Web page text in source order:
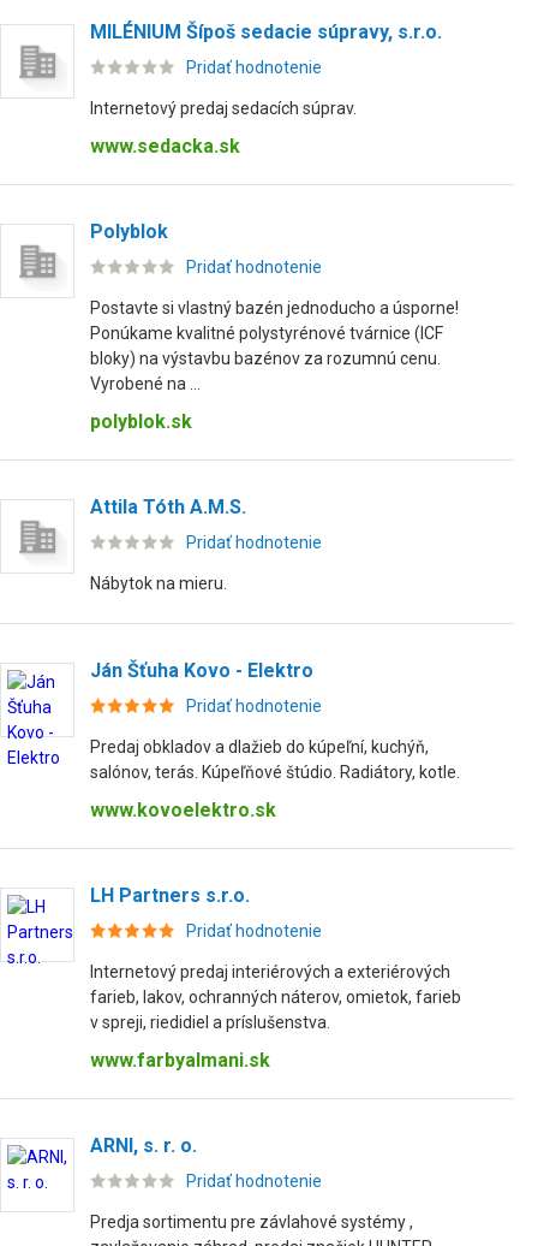
MILÉNIUM Šípoš sedacie súpravy, s.r.o.
Pridať hodnotenie
Internetový predaj sedacích súprav.
www.sedacka.sk
Polyblok
Pridať hodnotenie
Postavte si vlastný bazén jednoducho a úsporne!
Ponúkame kvalitné polystyrénové tvárnice (ICF
bloky) na výstavbu bazénov za rozumnú cenu.
Vyrobené na ...
polyblok.sk
Attila Tóth A.M.S.
Pridať hodnotenie
Nábytok na mieru.
Ján Šťuha Kovo - Elektro
Pridať hodnotenie
Predaj obkladov a dlažieb do kúpeľní, kuchýň,
salónov, terás. Kúpeľňové štúdio. Radiátory, kotle.
www.kovoelektro.sk
LH Partners s.r.o.
Pridať hodnotenie
Internetový predaj interiérových a exteriérových
farieb, lakov, ochranných náterov, omietok, farieb
v spreji, riedidiel a príslušenstva.
www.farbyalmani.sk
ARNI, s. r. o.
Pridať hodnotenie
Predja sortimentu pre závlahové systémy ,